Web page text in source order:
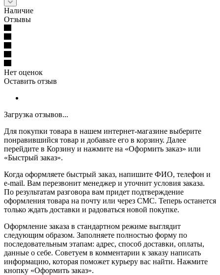
Наличие
Отзывы
Нет оценок
Оставить отзыв
Загрузка отзывов...
Для покупки товара в нашем интернет-магазине выберите
понравившийся товар и добавьте его в корзину. Далее
перейдите в Корзину и нажмите на «Оформить заказ» или
«Быстрый заказ».
Когда оформляете быстрый заказ, напишите ФИО, телефон и
e-mail. Вам перезвонит менеджер и уточнит условия заказа.
По результатам разговора вам придет подтверждение
оформления товара на почту или через СМС. Теперь останется
только ждать доставки и радоваться новой покупке.
Оформление заказа в стандартном режиме выглядит
следующим образом. Заполняете полностью форму по
последовательным этапам: адрес, способ доставки, оплаты,
данные о себе. Советуем в комментарии к заказу написать
информацию, которая поможет курьеру вас найти. Нажмите
кнопку «Оформить заказ».